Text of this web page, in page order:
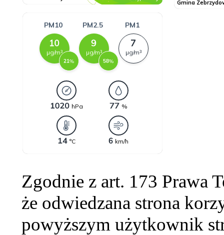
Zgodnie z art. 173 Prawa
że odwiedzana strona
powyższym użytkownik